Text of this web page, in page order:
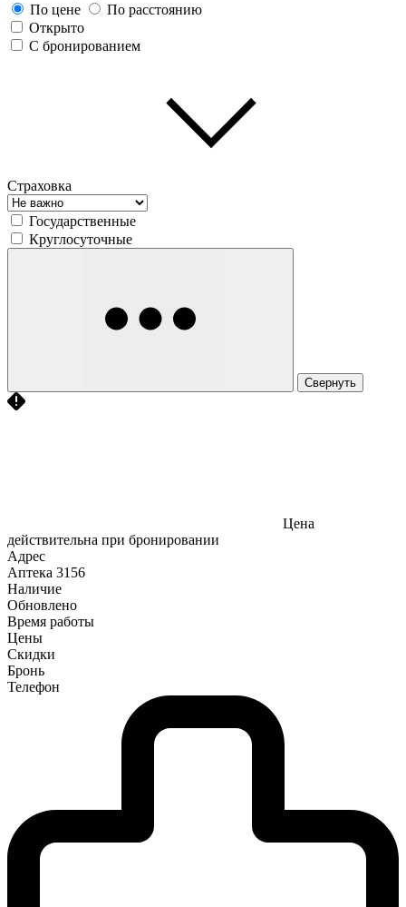
По цене
По расстоянию
Открыто
С бронированием
Страховка
Государственные
Круглосуточные
Свернуть
Цена
действительна при бронировании
Адрес
Аптека 3156
Наличие
Обновлено
Время работы
Цены
Скидки
Бронь
Телефон